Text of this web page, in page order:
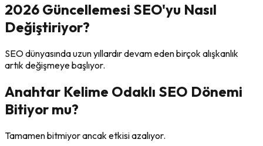
2026 Güncellemesi SEO'yu Nasıl
Değiştiriyor?
SEO dünyasında uzun yıllardır devam eden birçok alışkanlık
artık değişmeye başlıyor.
Anahtar Kelime Odaklı SEO Dönemi
Bitiyor mu?
Tamamen bitmiyor ancak etkisi azalıyor.